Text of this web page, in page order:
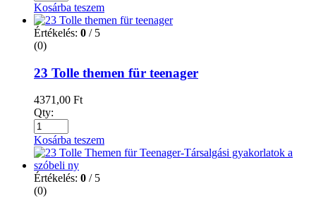
Kosárba teszem
Értékelés: 0 / 5
(0)
23 Tolle themen für teenager
4371,00 Ft
Qty:
Kosárba teszem
Értékelés: 0 / 5
(0)